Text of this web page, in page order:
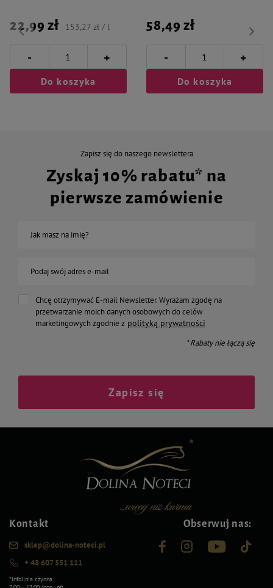
22,99 zł 153,27 zł / l
- +
Do koszyka
58,49 zł
- +
Do koszyka
Zapisz się do naszego newslettera
Zyskaj 10% rabatu* na
pierwsze zamówienie
Jak masz na imię?
Podaj swój adres e-mail
Chcę otrzymywać E-mail Newsletter. Wyrażam zgodę na
przetwarzanie moich danych osobowych do celów
marketingowych zgodnie z polityką prywatności
* Rabaty nie łączą się
Zapisz się
Kontakt
sklep@dolina-noteci.pl
+ 48 607 551 111
*Infolinia czynna
Obserwuj nas: